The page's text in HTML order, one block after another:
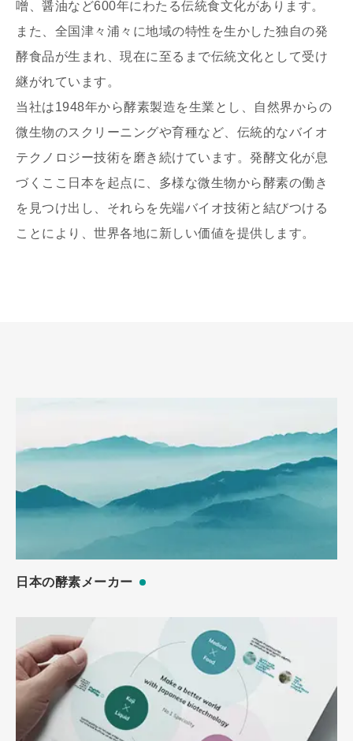
噌、醤油など600年にわたる伝統食文化があります。
また、全国津々浦々に地域の特性を生かした独自の発
酵食品が生まれ、現在に至るまで伝統文化として受け
継がれています。
当社は1948年から酵素製造を生業とし、自然界からの
微生物のスクリーニングや育種など、伝統的なバイオ
テクノロジー技術を磨き続けています。発酵文化が息
づくここ日本を起点に、多様な微生物から酵素の働き
を見つけ出し、それらを先端バイオ技術と結びつける
ことにより、世界各地に新しい価値を提供します。
日本の酵素メーカー